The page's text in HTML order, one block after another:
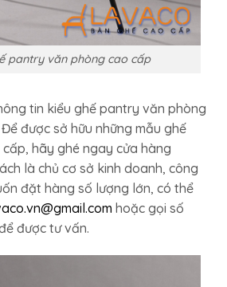
pantry văn phòng cao cấp
tin kiểu ghế pantry văn phòng
Để được sở hữu những mẫu ghế
hãy ghé ngay cửa hàng
là chủ cơ sở kinh doanh, công
đặt hàng số lượng lớn, có thể
hoặc gọi số
được tư vấn.